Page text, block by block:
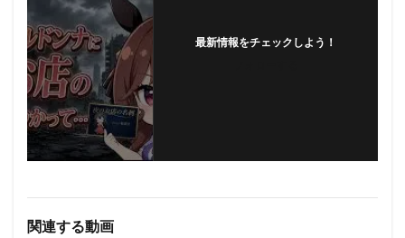
最新情報をチェックしよう！
関連する動画